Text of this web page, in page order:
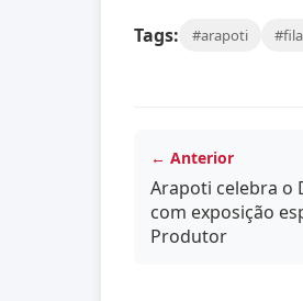
Tags: #arapoti
← Anterior
Arapoti celebra o
com exposição
Produtor